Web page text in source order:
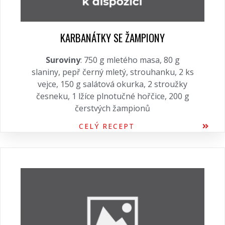
KARBANÁTKY SE ŽAMPIONY
Suroviny: 750 g mletého masa, 80 g
slaniny, pepř černý mletý, strouhanku, 2 ks
vejce, 150 g salátová okurka, 2 stroužky
česneku, 1 lžíce plnotučné hořčice, 200 g
čerstvých žampionů
CELÝ RECEPT